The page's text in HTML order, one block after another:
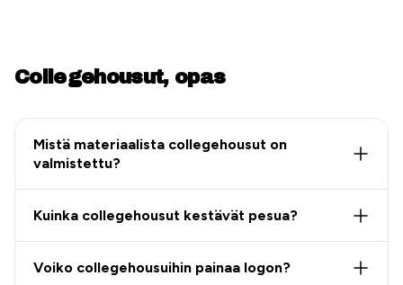
Collegehousut, opas
Mistä materiaalista collegehousut on
valmistettu?
Kuinka collegehousut kestävät pesua?
Voiko collegehousuihin painaa logon?